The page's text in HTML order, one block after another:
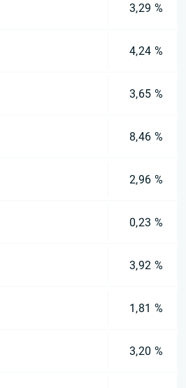
3,29 %
4,24 %
3,65 %
8,46 %
2,96 %
0,23 %
3,92 %
1,81 %
3,20 %